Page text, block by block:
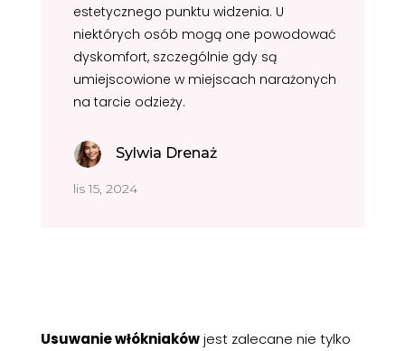
estetycznego punktu widzenia. U
niektórych osób mogą one powodować
dyskomfort, szczególnie gdy są
umiejscowione w miejscach narażonych
na tarcie odzieży.
Sylwia Drenaż
lis 15, 2024
Usuwanie włókniakówjest zalecane nie tylko